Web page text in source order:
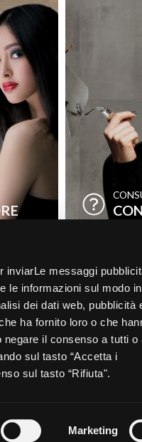
inviarLe messaggi
le informazioni sul modo in
dei dati web, pubblicità
ha fornito loro o che
il consenso a tutti o
sul tasto “Accetta i
sul tasto “Rifiuta".
Marketing